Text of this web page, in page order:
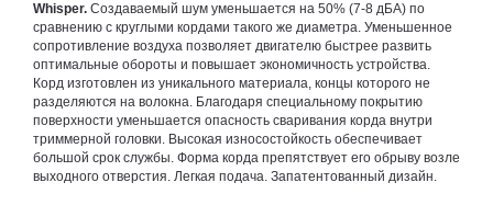
Whisper. Создаваемый шум уменьшается на 50% (7-8 дБA) по
сравнению с круглыми кордами такого же диаметра. Уменьшенное
сопротивление воздуха позволяет двигателю быстрее развить
оптимальные обороты и повышает экономичность устройства.
Корд изготовлен из уникального материала, концы которого не
разделяются на волокна. Благодаря специальному покрытию
поверхности уменьшается опасность сваривания корда внутри
триммерной головки. Высокая износостойкость обеспечивает
большой срок службы. Форма корда препятствует его обрыву возле
выходного отверстия. Легкая подача. Запатентованный дизайн.